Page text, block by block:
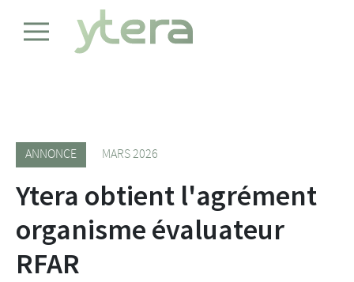
ANNONCE MARS 2026
Ytera obtient l'agrément
organisme évaluateur
RFAR